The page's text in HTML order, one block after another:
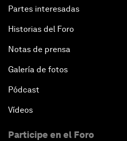
Partes interesadas
Historias del Foro
Notas de prensa
Galería de fotos
Pódcast
Vídeos
Participe en el Foro